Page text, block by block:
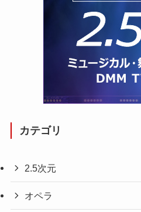
カテゴリ
2.5次元
オペラ